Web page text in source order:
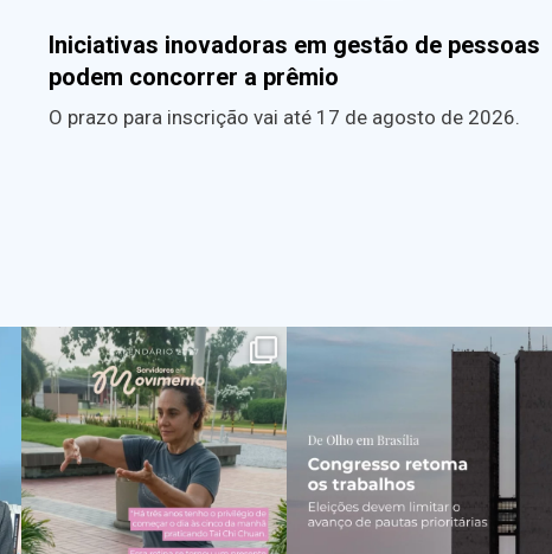
Iniciativas inovadoras em gestão de pessoas
podem concorrer a prêmio
O prazo para inscrição vai até 17 de agosto de 2026.